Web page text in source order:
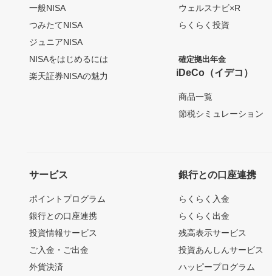
一般NISA
つみたてNISA
ジュニアNISA
NISAをはじめるには
楽天証券NISAの魅力
ウェルスナビ×R
らくらく投資
確定拠出年金
iDeCo（イデコ）
商品一覧
節税シミュレーション
サービス
ポイントプログラム
銀行との口座連携
投資情報サービス
ご入金・ご出金
外貨決済
銀行との口座連携
らくらく入金
らくらく出金
残高表示サービス
投資あんしんサービス
ハッピープログラム